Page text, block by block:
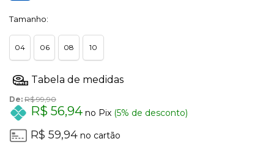
Tamanho:
04 06 08 10
De: R$ 99,90
R$ 56,94 no Pix (5% de desconto)
R$ 59,94 no cartão